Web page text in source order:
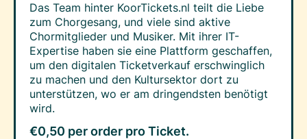
Das Team hinter KoorTickets.nl teilt die Liebe
zum Chorgesang, und viele sind aktive
Chormitglieder und Musiker. Mit ihrer IT-
Expertise haben sie eine Plattform geschaffen,
um den digitalen Ticketverkauf erschwinglich
zu machen und den Kultursektor dort zu
unterstützen, wo er am dringendsten benötigt
wird. ‍
€0,50 per order pro Ticket.